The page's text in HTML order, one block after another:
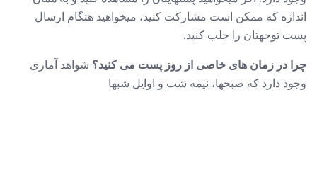
اندازه که ممکن است مشارکت کنید، میخواهید هنگام ارسال
پست توجهتان را جلب کنید.
چرا در زمان های خاصی از روز پست می کنید؟ شواهد آماری
وجود دارد که صبحها، نیمه شب و اوایل شبها